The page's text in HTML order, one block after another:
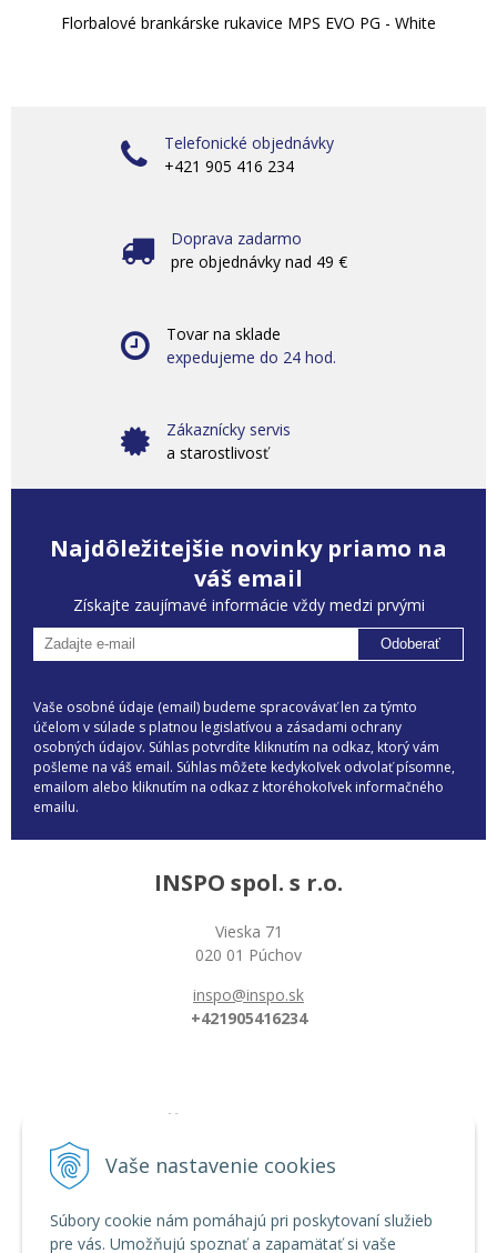
Vaše nastavenie cookies
Súbory cookie nám pomáhajú pri poskytovaní služieb
pre vás. Umožňujú spoznať a zapamätať si vaše
Florbalové brankárske rukavice MPS EVO PG - White
Telefonické objednávky
+421 905 416 234
Doprava zadarmo
pre objednávky nad 49 €
Tovar na sklade
expedujeme do 24 hod.
Zákaznícky servis
a starostlivosť
Najdôležitejšie novinky priamo na
váš email
Získajte zaujímavé informácie vždy medzi prvými
Odoberať
Vaše osobné údaje (email) budeme spracovávať len za týmto
účelom v súlade s platnou legislatívou a zásadami ochrany
osobných údajov. Súhlas potvrdíte kliknutím na odkaz, ktorý vám
pošleme na váš email. Súhlas môžete kedykoľvek odvolať písomne,
emailom alebo kliknutím na odkaz z ktoréhokoľvek informačného
emailu.
INSPO spol. s r.o.
Vieska 71
020 01 Púchov
inspo@inspo.sk
+421905416234
Všetko o nákupe
Možnosti platby a doprava